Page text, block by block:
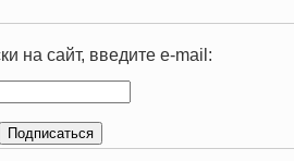
на сайт, введите e-mail: